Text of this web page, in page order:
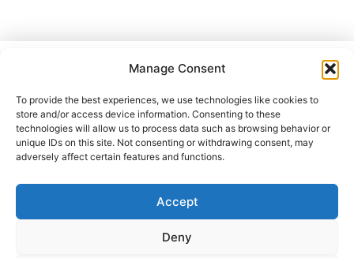
Manage Consent
To provide the best experiences, we use technologies like cookies to
store and/or access device information. Consenting to these
technologies will allow us to process data such as browsing behavior or
unique IDs on this site. Not consenting or withdrawing consent, may
adversely affect certain features and functions.
Accept
Deny
ปล่อยตัวปล่อยใจไปกับ
และแนวคิดต่างๆ
Shop Spotter
ติดตามเราได้ที่นี่ :